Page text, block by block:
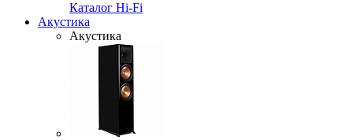
Каталог Hi-Fi
Акустика
Акустика